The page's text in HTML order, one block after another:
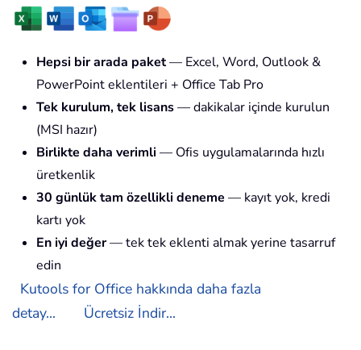
Hepsi bir arada paket— Excel, Word, Outlook &
PowerPoint eklentileri + Office Tab Pro
Tek kurulum, tek lisans— dakikalar içinde kurulun
(MSI hazır)
Birlikte daha verimli — Ofis uygulamalarında hızlı
üretkenlik
30 günlük tam özellikli deneme — kayıt yok, kredi
kartı yok
En iyi değer— tek tek eklenti almak yerine tasarruf
edin
Kutools for Office hakkında daha fazla
detay...
Ücretsiz İndir...